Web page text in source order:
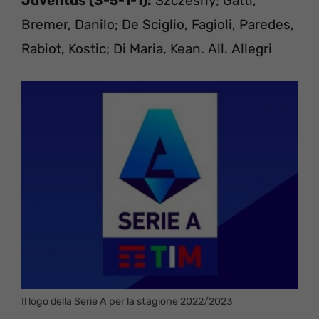
Bremer, Danilo; De Sciglio, Fagioli, Paredes,
Rabiot, Kostic; Di Maria, Kean. All. Allegri
Il logo della Serie A per la stagione 2022/2023